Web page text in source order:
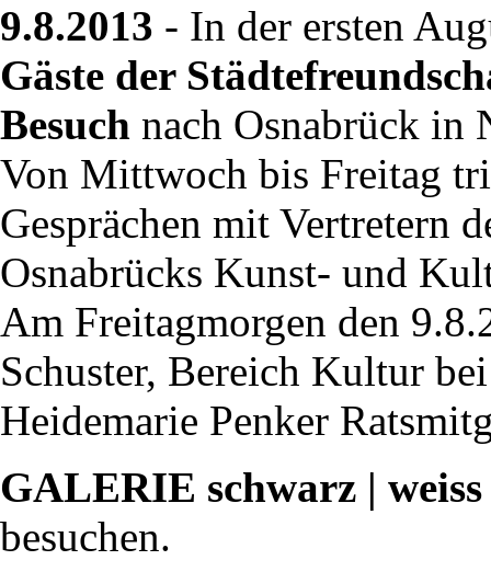
9.8.2013 - In der ersten
Gäste der
Besuch nach Osnabrück in
Von Mittwoch bis Freitag
Gesprächen mit Vertretern
Osnabrücks Kunst- und
Am Freitagmorgen den
Schuster, Bereich Kultur
Heidemarie Penker
GALERIE schwarz | weiss
besuchen.